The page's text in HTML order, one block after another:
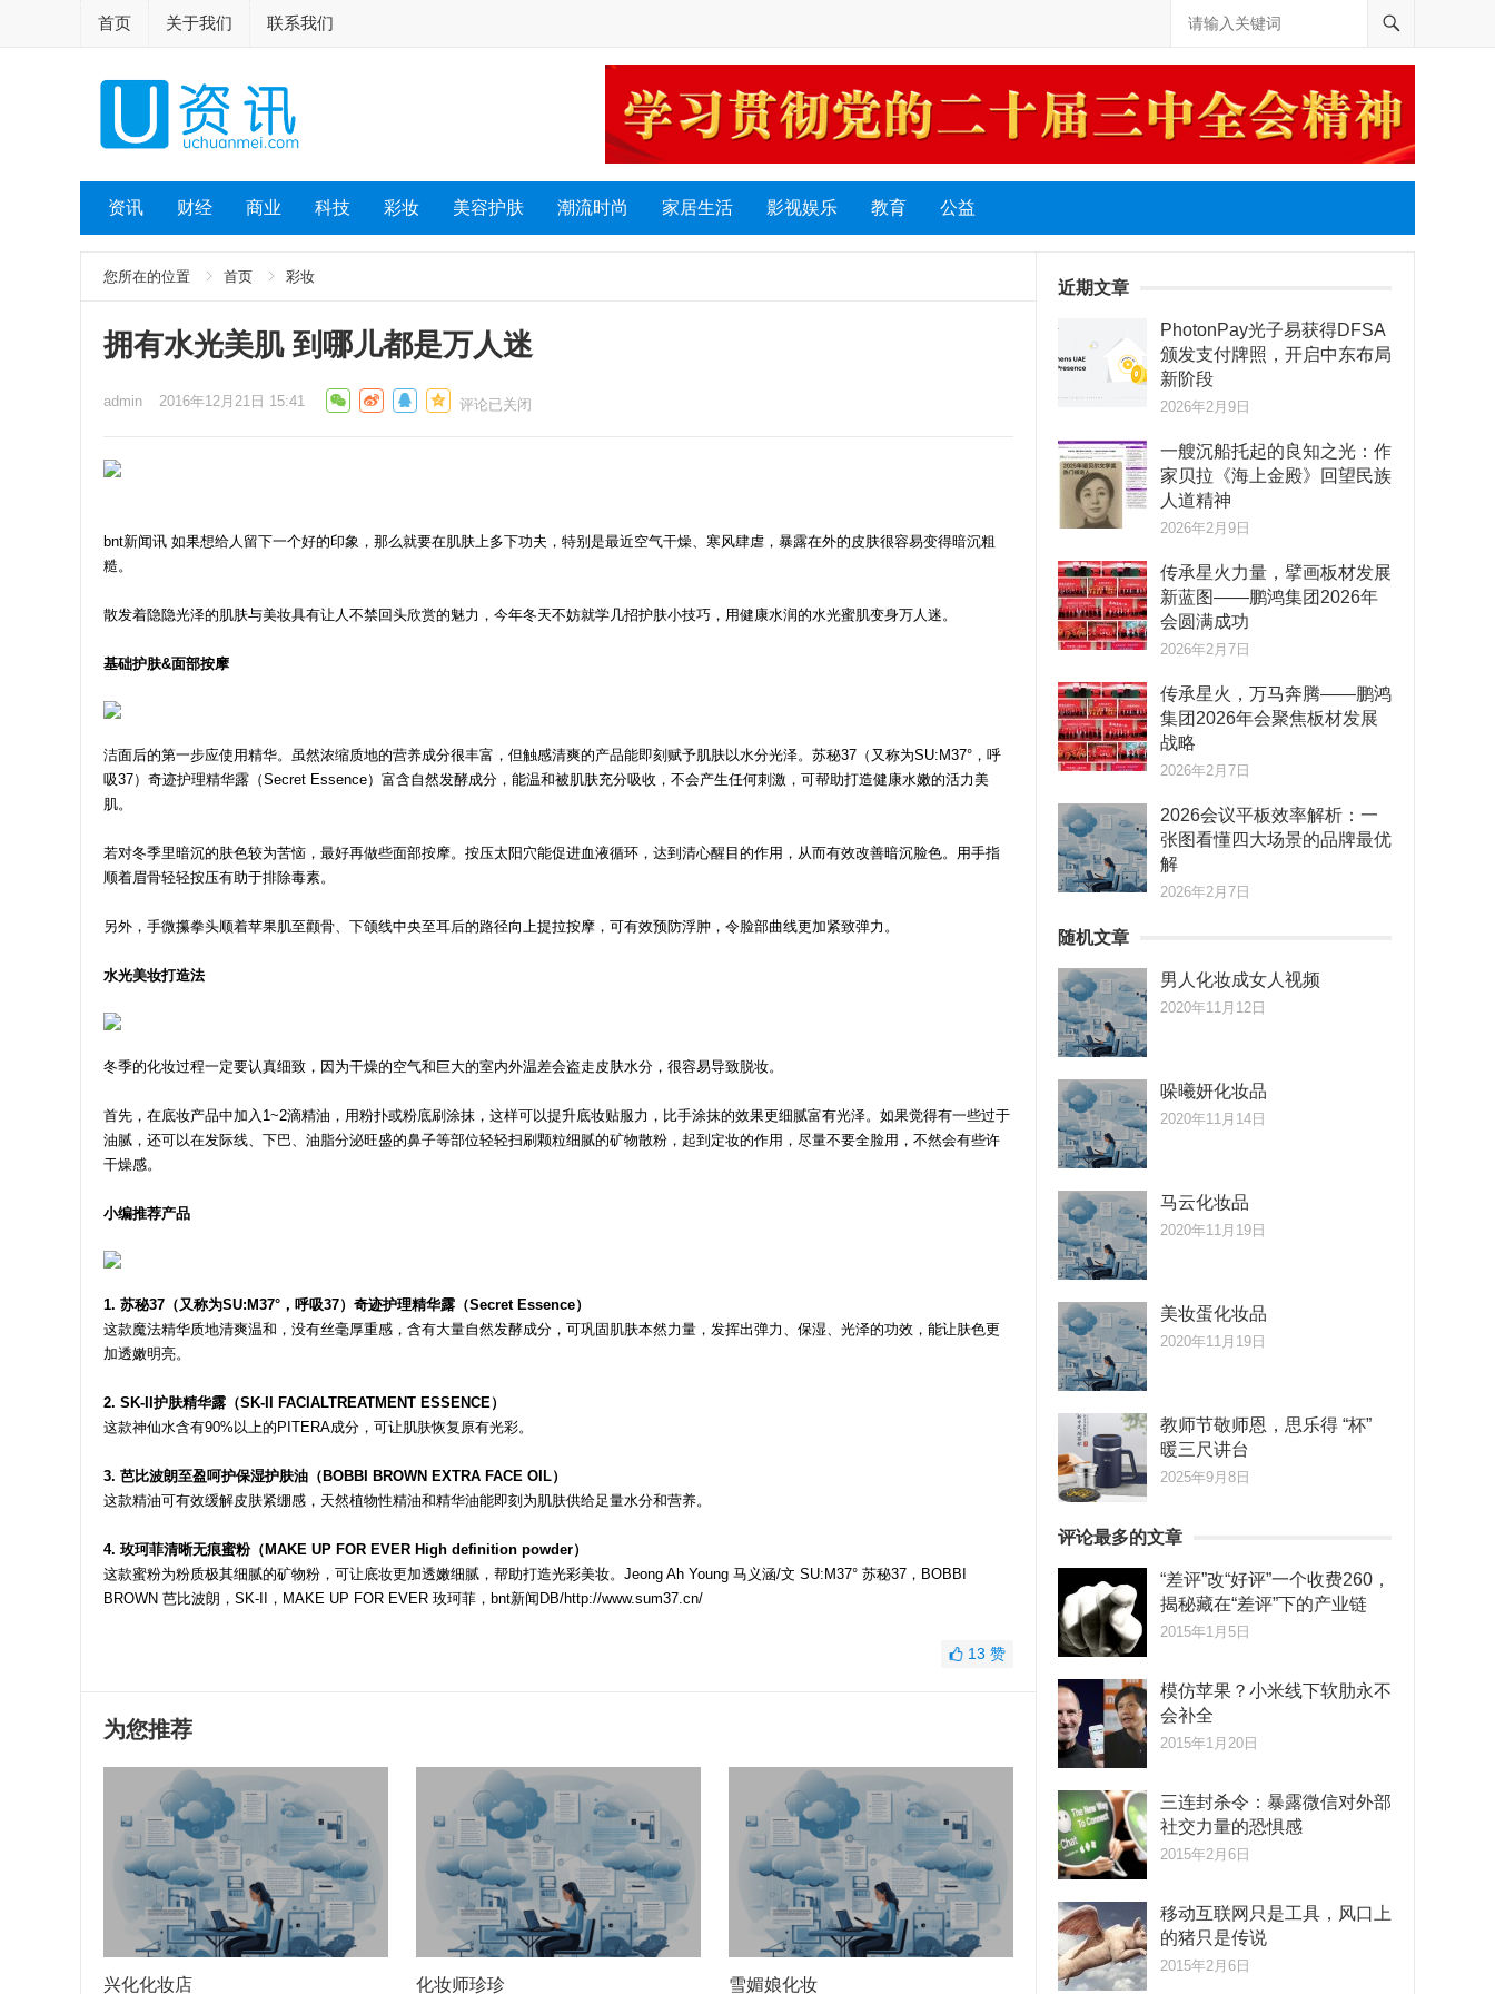
首页 关于我们 联系我们
资讯 财经 商业 科技 彩妆 美容护肤 潮流时尚 家居生活 影视娱乐 教育 公益
您所在的位置 首页 彩妆
拥有水光美肌 到哪儿都是万人迷
admin 2016年12月21日 15:41 评论已关闭
bnt新闻讯 如果想给人留下一个好的印象，那么就要在肌肤上多下功夫，特别是最近空气干燥、寒风肆虐，暴露在外的皮肤很容易变得暗沉粗
糙。
散发着隐隐光泽的肌肤与美妆具有让人不禁回头欣赏的魅力，今年冬天不妨就学几招护肤小技巧，用健康水润的水光蜜肌变身万人迷。
基础护肤&面部按摩
洁面后的第一步应使用精华。虽然浓缩质地的营养成分很丰富，但触感清爽的产品能即刻赋予肌肤以水分光泽。苏秘37（又称为SU:M37°，呼
吸37）奇迹护理精华露（Secret Essence）富含自然发酵成分，能温和被肌肤充分吸收，不会产生任何刺激，可帮助打造健康水嫩的活力美
肌。
若对冬季里暗沉的肤色较为苦恼，最好再做些面部按摩。按压太阳穴能促进血液循环，达到清心醒目的作用，从而有效改善暗沉脸色。用手指
顺着眉骨轻轻按压有助于排除毒素。
另外，手微攥拳头顺着苹果肌至颧骨、下颌线中央至耳后的路径向上提拉按摩，可有效预防浮肿，令脸部曲线更加紧致弹力。
水光美妆打造法
冬季的化妆过程一定要认真细致，因为干燥的空气和巨大的室内外温差会盗走皮肤水分，很容易导致脱妆。
首先，在底妆产品中加入1~2滴精油，用粉扑或粉底刷涂抹，这样可以提升底妆贴服力，比手涂抹的效果更细腻富有光泽。如果觉得有一些过于
油腻，还可以在发际线、下巴、油脂分泌旺盛的鼻子等部位轻轻扫刷颗粒细腻的矿物散粉，起到定妆的作用，尽量不要全脸用，不然会有些许
干燥感。
小编推荐产品
1. 苏秘37（又称为SU:M37°，呼吸37）奇迹护理精华露（Secret Essence）
这款魔法精华质地清爽温和，没有丝毫厚重感，含有大量自然发酵成分，可巩固肌肤本然力量，发挥出弹力、保湿、光泽的功效，能让肤色更
加透嫩明亮。
2. SK-II护肤精华露（SK-II FACIALTREATMENT ESSENCE）
这款神仙水含有90%以上的PITERA成分，可让肌肤恢复原有光彩。
3. 芭比波朗至盈呵护保湿护肤油（BOBBI BROWN EXTRA FACE OIL）
这款精油可有效缓解皮肤紧绷感，天然植物性精油和精华油能即刻为肌肤供给足量水分和营养。
4. 玫珂菲清晰无痕蜜粉（MAKE UP FOR EVER High definition powder）
这款蜜粉为粉质极其细腻的矿物粉，可让底妆更加透嫩细腻，帮助打造光彩美妆。Jeong Ah Young 马义涵/文 SU:M37° 苏秘37，BOBBI
BROWN 芭比波朗，SK-II，MAKE UP FOR EVER 玫珂菲，bnt新闻DB/http://www.sum37.cn/
13 赞
为您推荐
兴化化妆店 化妆师珍珍 雪媚娘化妆
近期文章
PhotonPay光子易获得DFSA
颁发支付牌照，开启中东布局
新阶段
2026年2月9日
一艘沉船托起的良知之光：作
家贝拉《海上金殿》回望民族
人道精神
2026年2月9日
传承星火力量，擘画板材发展
新蓝图——鹏鸿集团2026年
会圆满成功
2026年2月7日
传承星火，万马奔腾——鹏鸿
集团2026年会聚焦板材发展
战略
2026年2月7日
2026会议平板效率解析：一
张图看懂四大场景的品牌最优
解
2026年2月7日
随机文章
男人化妆成女人视频
2020年11月12日
哚曦妍化妆品
2020年11月14日
马云化妆品
2020年11月19日
美妆蛋化妆品
2020年11月19日
教师节敬师恩，思乐得 “杯”
暖三尺讲台
2025年9月8日
评论最多的文章
“差评”改“好评”一个收费260，
揭秘藏在“差评”下的产业链
2015年1月5日
模仿苹果？小米线下软肋永不
会补全
2015年1月20日
三连封杀令：暴露微信对外部
社交力量的恐惧感
2015年2月6日
移动互联网只是工具，风口上
的猪只是传说
2015年2月6日